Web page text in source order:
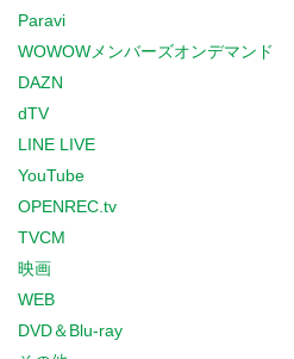
Paravi
WOWOWメンバーズオンデマンド
DAZN
dTV
LINE LIVE
YouTube
OPENREC.tv
TVCM
映画
WEB
DVD＆Blu-ray